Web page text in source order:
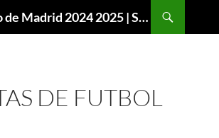
Chandal Atletico de Madrid 2024 2025 | SuperVigo
DE FUTBOL